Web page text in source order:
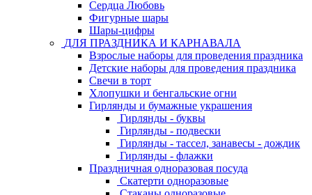
Сердца Любовь
Фигурные шары
Шары-цифры
ДЛЯ ПРАЗДНИКА И КАРНАВАЛА
Взрослые наборы для проведения праздника
Детские наборы для проведения праздника
Свечи в торт
Хлопушки и бенгальские огни
Гирлянды и бумажные украшения
Гирлянды - буквы
Гирлянды - подвески
Гирлянды - тассел, занавесы - дождик
Гирлянды - флажки
Праздничная одноразовая посуда
Скатерти одноразовые